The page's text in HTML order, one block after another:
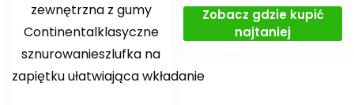
zewnętrzna z gumy
Continentalklasyczne
sznurowanieszlufka na
zapiętku ułatwiająca wkładanie
Zobacz gdzie kupić
najtaniej